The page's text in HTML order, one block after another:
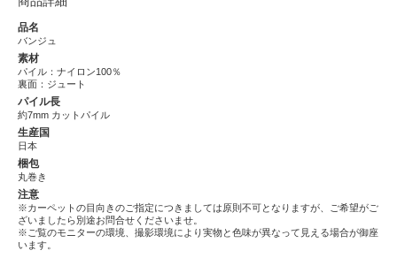
品名
バンジュ
素材
パイル：ナイロン100％
裏面：ジュート
パイル長
約7mm カットパイル
生産国
日本
梱包
丸巻き
注意
※カーペットの目向きのご指定につきましては原則不可となりますが、ご希望がご
ざいましたら別途お問合せくださいませ。
※ご覧のモニターの環境、撮影環境により実物と色味が異なって見える場合が御座
います。